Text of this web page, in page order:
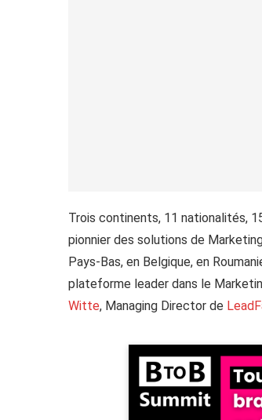
Trois continents, 11 nationalités,
pionnier des solutions de
Pays-Bas, en Belgique, en
plateforme leader dans le
Witte, Managing Director de